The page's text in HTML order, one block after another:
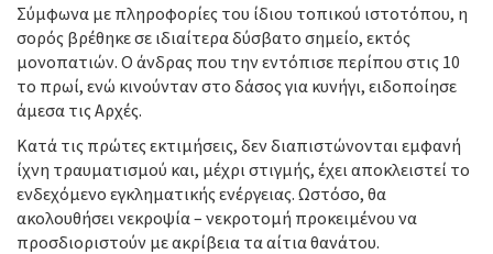
Σύμφωνα με πληροφορίες του ίδιου τοπικού ιστοτόπου, η
σορός βρέθηκε σε ιδιαίτερα δύσβατο σημείο, εκτός
μονοπατιών. Ο άνδρας που την εντόπισε περίπου στις 10
το πρωί, ενώ κινούνταν στο δάσος για κυνήγι, ειδοποίησε
άμεσα τις Αρχές.
Κατά τις πρώτες εκτιμήσεις, δεν διαπιστώνονται εμφανή
ίχνη τραυματισμού και, μέχρι στιγμής, έχει αποκλειστεί το
ενδεχόμενο εγκληματικής ενέργειας. Ωστόσο, θα
ακολουθήσει νεκροψία – νεκροτομή προκειμένου να
προσδιοριστούν με ακρίβεια τα αίτια θανάτου.